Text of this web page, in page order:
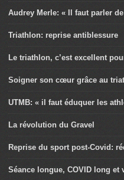
Audrey Merle: « Il faut parler
Triathlon: reprise antiblessure
Le triathlon, c’est excellent
Soigner son cœur grâce au
UTMB: « il faut éduquer les
La révolution du Gravel
Reprise du sport post-Covid:
Séance longue, COVID long et